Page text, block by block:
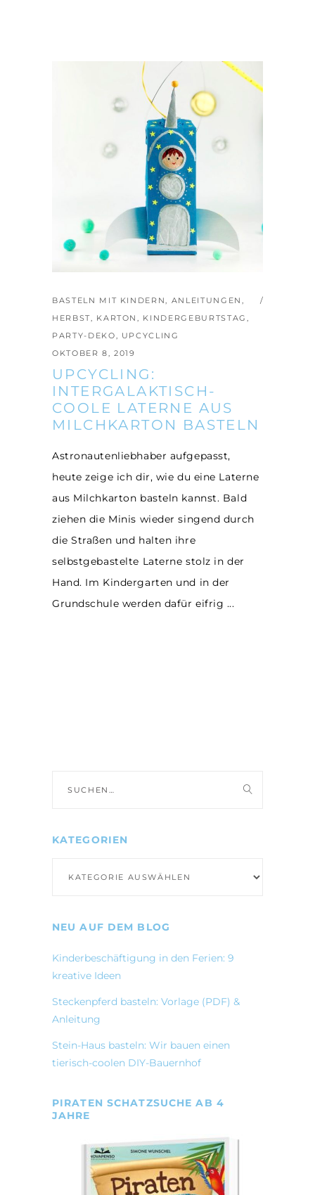
BASTELN MIT KINDERN, ANLEITUNGEN ,
HERBST, KARTON, KINDERGEBURTSTAG ,
PARTY-DEKO, UPCYCLING
OKTOBER 8, 2019
UPCYCLING:
INTERGALAKTISCH-
COOLE LATERNE AUS
MILCHKARTON BASTELN
Astronautenliebhaber aufgepasst,
heute zeige ich dir, wie du eine Laterne
aus Milchkarton basteln kannst. Bald
ziehen die Minis wieder singend durch
die Straßen und halten ihre
selbstgebastelte Laterne stolz in der
Hand. Im Kindergarten und in der
Grundschule werden dafür eifrig
nach:
KATEGORIEN
NEU AUF DEM BLOG
Kinderbeschäftigung in den Ferien: 9
kreative Ideen
Steckenpferd basteln: Vorlage (PDF) &
Anleitung
Stein-Haus basteln: Wir bauen einen
tierisch-coolen DIY-Bauernhof
PIRATEN SCHATZSUCHE AB 4
JAHRE